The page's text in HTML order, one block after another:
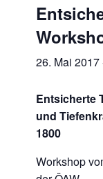
26. Mai 2017
Entsicherte
und
1800
Workshop